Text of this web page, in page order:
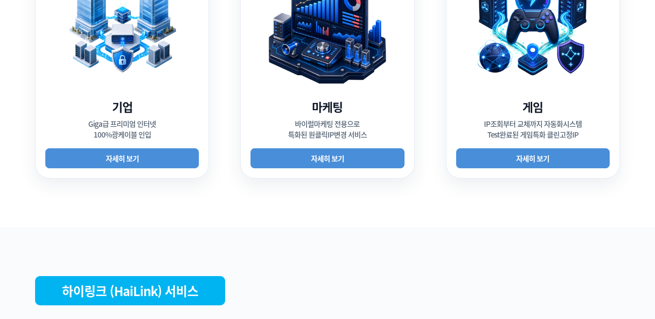
기업
Giga급 프리미엄 인터넷
100%광케이블 인입
자세히 보기
마케팅
바이럴마케팅 전용으로
특화된 원클릭IP변경 서비스
자세히 보기
게임
IP조회부터 교체까지 자동화시스템
Test완료된 게임특화 클린고정IP
자세히 보기
하이링크 (HaiLink) 서비스